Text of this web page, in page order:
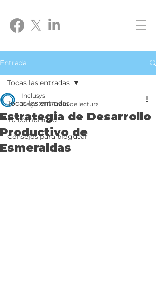
Entrada
Todas las entradas
Tu comunidad
Consejos para bloguear
Todas las entradas
Estrategia de Desarrollo
Productivo de
Esmeraldas
Inclusys
7 ago 2017 1 min de lectura